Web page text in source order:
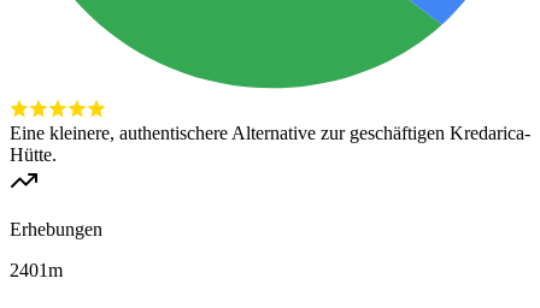
Eine kleinere, authentischere Alternative zur geschäftigen Kredarica-
Hütte.
Erhebungen
2401m